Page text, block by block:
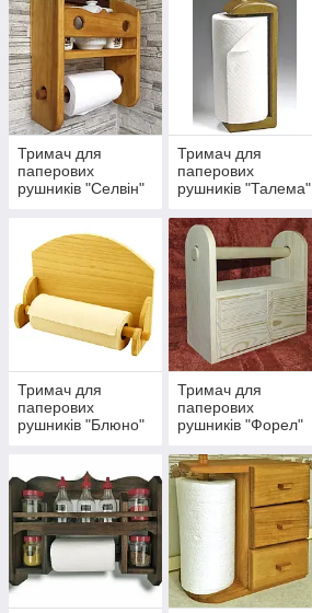
Тримач для
паперових
рушників "Селвін"
Тримач для
паперових
рушників "Талема"
Тримач для
паперових
рушників "Блюно"
Тримач для
паперових
рушників "Форел"